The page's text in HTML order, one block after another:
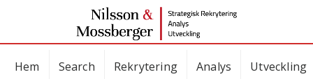
Hem Search Rekrytering Analys Utveckling